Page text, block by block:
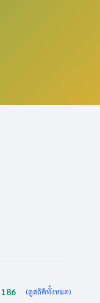
186 (ดูสถิติทั้งหมด)